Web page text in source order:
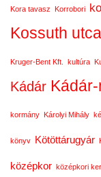
Kora tavasz Korrobori
Kossuth utca
Kruger-Bent Kft. kultúra
Kádár
kormány Károlyi Mihály
könyv Kötöttárugyár
középkor középkori